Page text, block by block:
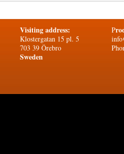
Visiting address:
Klostergatan 15 pl. 5
703 39 Örebro
Sweden
P